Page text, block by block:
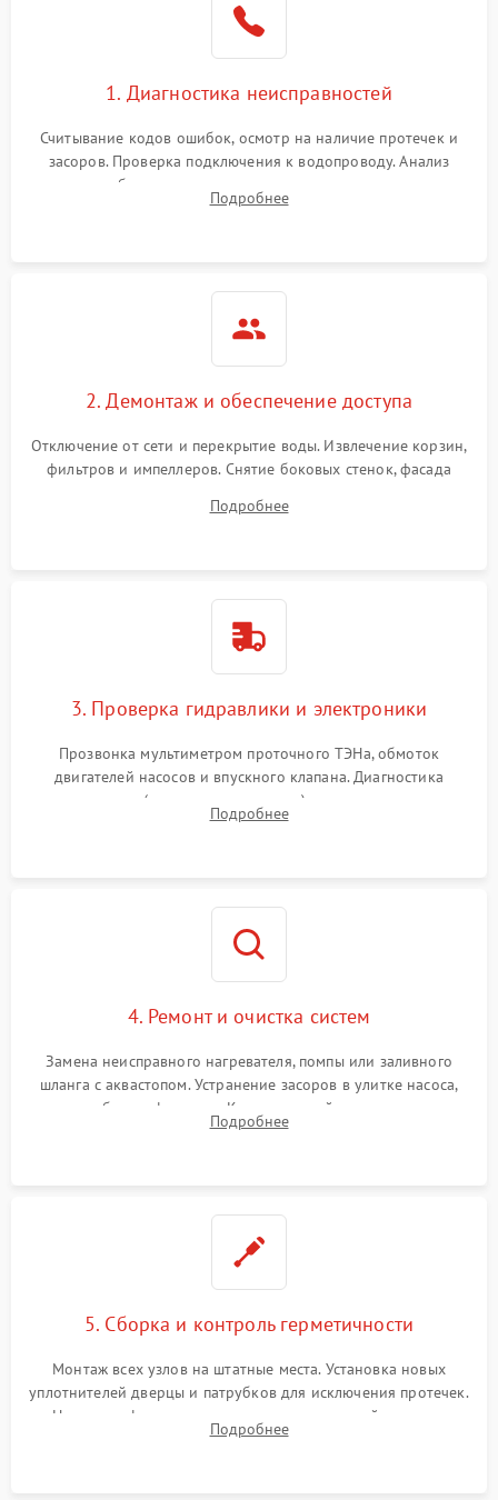
Проблемы с1. Диагностика неисправностей
Считывание кодов ошибок, осмотр на наличие протечек и
засоров. Проверка подключения к водопроводу. Анализ
жалоб на отсутствие слива, нагрева, вращения
разбрызгивателей или срабатывание системы защиты
Подробнее
2. Демонтаж и обеспечение доступа
Отключение от сети и перекрытие воды. Извлечение корзин,
фильтров и импеллеров. Снятие боковых стенок, фасада
циркуляционному насосу, ТЭНу и сливной помпе.
Подробнее
3. Проверка гидравлики и электроники
Прозвонка мультиметром проточного ТЭНа, обмоток
двигателей насосов и впускного клапана. Диагностика
прессостата (датчика уровня воды), датчика мутности,
концевика дверцы и электронного модуля управления.
Подробнее
4. Ремонт и очистка систем
Замена неисправного нагревателя, помпы или заливного
шланга с аквастопом. Устранение засоров в улитке насоса,
патрубках и фильтрах. Компонентный ремонт платы
управления, восстановление поврежденной проводки.
Подробнее
5. Сборка и контроль герметичности
Монтаж всех узлов на штатные места. Установка новых
уплотнителей дверцы и патрубков для исключения протечек.
Надежная фиксация хомутов гидравлической системы,
сборка корпуса и установка датчика поплавка.
Подробнее